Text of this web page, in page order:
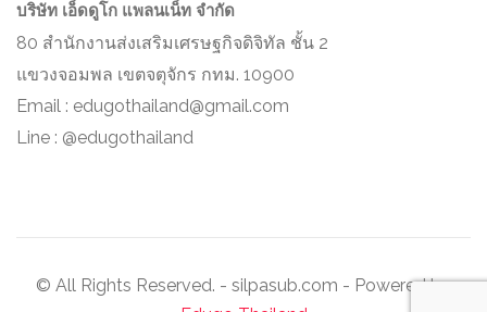
บริษัท เอ็ดดูโก แพลนเน็ท จำกัด
80 สำนักงานส่งเสริมเศรษฐกิจดิจิทัล ชั้น 2
แขวงจอมพล เขตจตุจักร กทม. 10900
Email : edugothailand@gmail.com
Line : @edugothailand
© All Rights Reserved. - silpasub.com - Powered by